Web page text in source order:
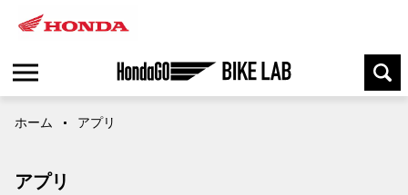
ホーム アプリ
アプリ